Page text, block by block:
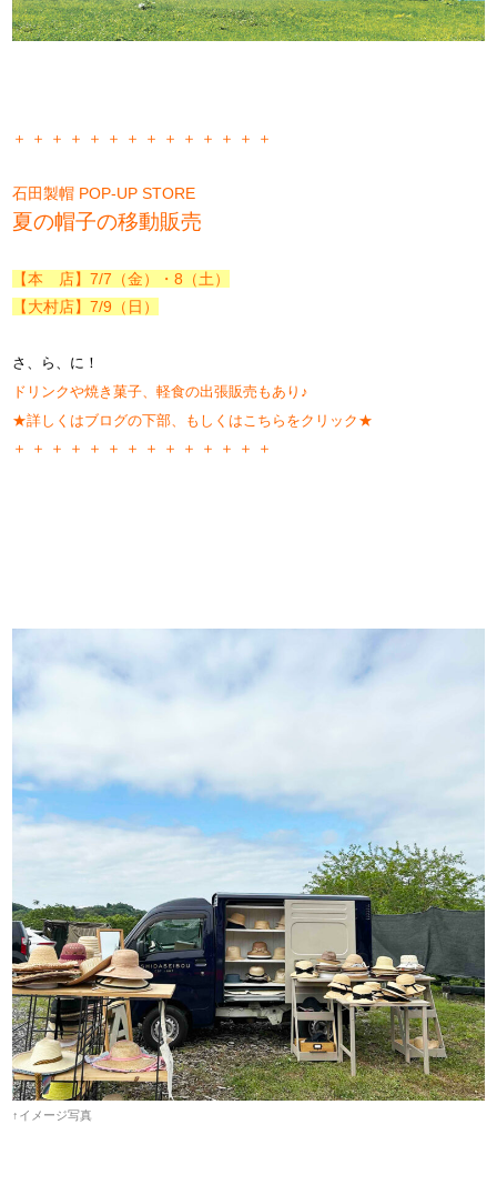
＋ ＋ ＋ ＋ ＋ ＋ ＋ ＋ ＋ ＋ ＋ ＋ ＋ ＋
石田製帽 POP-UP STORE
夏の帽子の移動販売
【本 店】7/7（金）・8（土）
【大村店】7/9（日）
さ、ら、に！
ドリンクや焼き菓子、軽食の出張販売もあり♪
★詳しくはブログの下部、もしくはこちらをクリック★
＋ ＋ ＋ ＋ ＋ ＋ ＋ ＋ ＋ ＋ ＋ ＋ ＋ ＋
↑イメージ写真